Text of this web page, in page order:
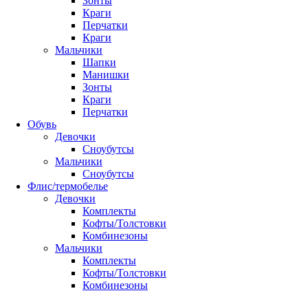
Краги
Перчатки
Краги
Мальчики
Шапки
Манишки
Зонты
Краги
Перчатки
Обувь
Девочки
Сноубутсы
Мальчики
Сноубутсы
Флис/термобелье
Девочки
Комплекты
Кофты/Толстовки
Комбинезоны
Мальчики
Комплекты
Кофты/Толстовки
Комбинезоны